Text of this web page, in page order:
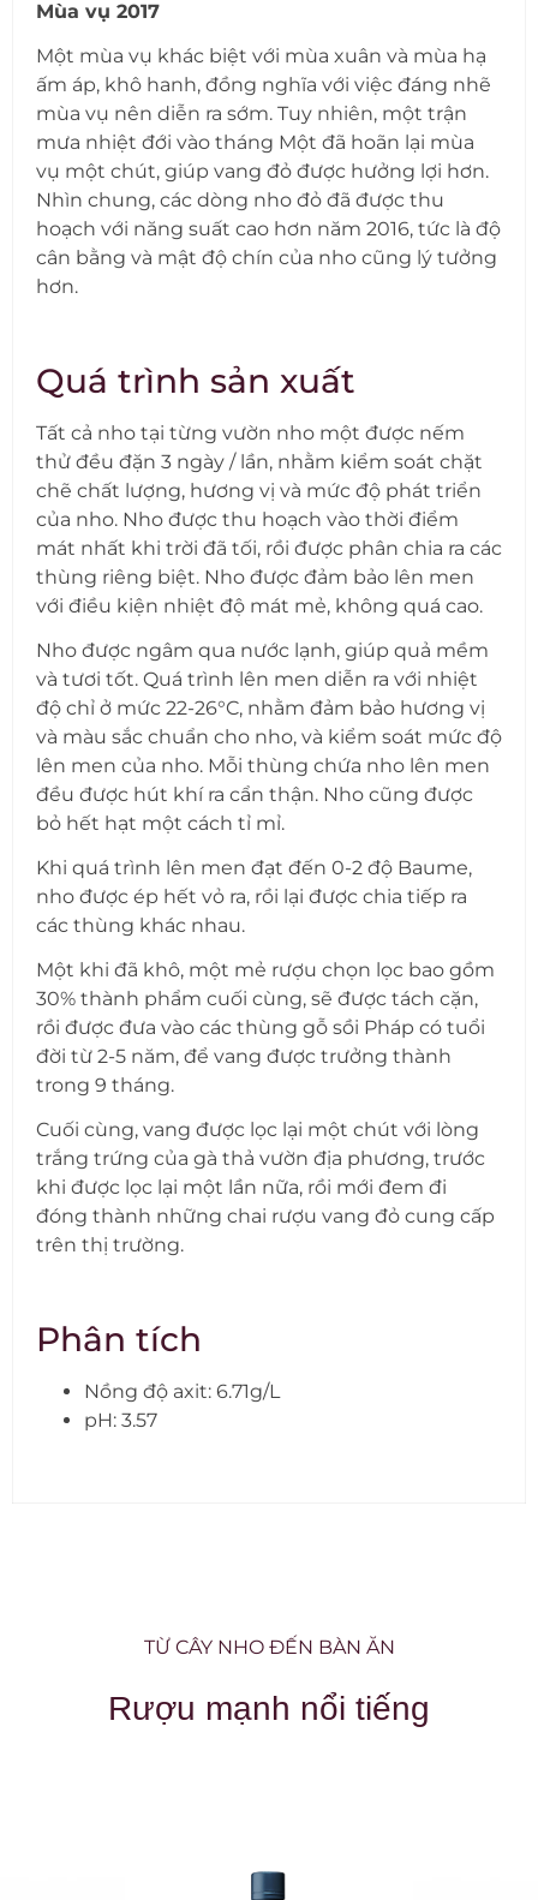
Mùa vụ 2017
Một mùa vụ khác biệt với mùa xuân và mùa hạ
ấm áp, khô hanh, đồng nghĩa với việc đáng nhẽ
mùa vụ nên diễn ra sớm. Tuy nhiên, một trận
mưa nhiệt đới vào tháng Một đã hoãn lại mùa
vụ một chút, giúp vang đỏ được hưởng lợi hơn.
Nhìn chung, các dòng nho đỏ đã được thu
hoạch với năng suất cao hơn năm 2016, tức là độ
cân bằng và mật độ chín của nho cũng lý tưởng
hơn.
Quá trình sản xuất
Tất cả nho tại từng vườn nho một được nếm
thử đều đặn 3 ngày / lần, nhằm kiểm soát chặt
chẽ chất lượng, hương vị và mức độ phát triển
của nho. Nho được thu hoạch vào thời điểm
mát nhất khi trời đã tối, rồi được phân chia ra các
thùng riêng biệt. Nho được đảm bảo lên men
với điều kiện nhiệt độ mát mẻ, không quá cao.
Nho được ngâm qua nước lạnh, giúp quả mềm
và tươi tốt. Quá trình lên men diễn ra với nhiệt
độ chỉ ở mức 22-26°C, nhằm đảm bảo hương vị
và màu sắc chuẩn cho nho, và kiểm soát mức độ
lên men của nho. Mỗi thùng chứa nho lên men
đều được hút khí ra cẩn thận. Nho cũng được
bỏ hết hạt một cách tỉ mỉ.
Khi quá trình lên men đạt đến 0-2 độ Baume,
nho được ép hết vỏ ra, rồi lại được chia tiếp ra
các thùng khác nhau.
Một khi đã khô, một mẻ rượu chọn lọc bao gồm
30% thành phẩm cuối cùng, sẽ được tách cặn,
rồi được đưa vào các thùng gỗ sồi Pháp có tuổi
đời từ 2-5 năm, để vang được trưởng thành
trong 9 tháng.
Cuối cùng, vang được lọc lại một chút với lòng
trắng trứng của gà thả vườn địa phương, trước
khi được lọc lại một lần nữa, rồi mới đem đi
đóng thành những chai rượu vang đỏ cung cấp
trên thị trường.
Phân tích
Nồng độ axit: 6.71g/L
pH: 3.57
TỪ CÂY NHO ĐẾN BÀN ĂN
Rượu mạnh nổi tiếng